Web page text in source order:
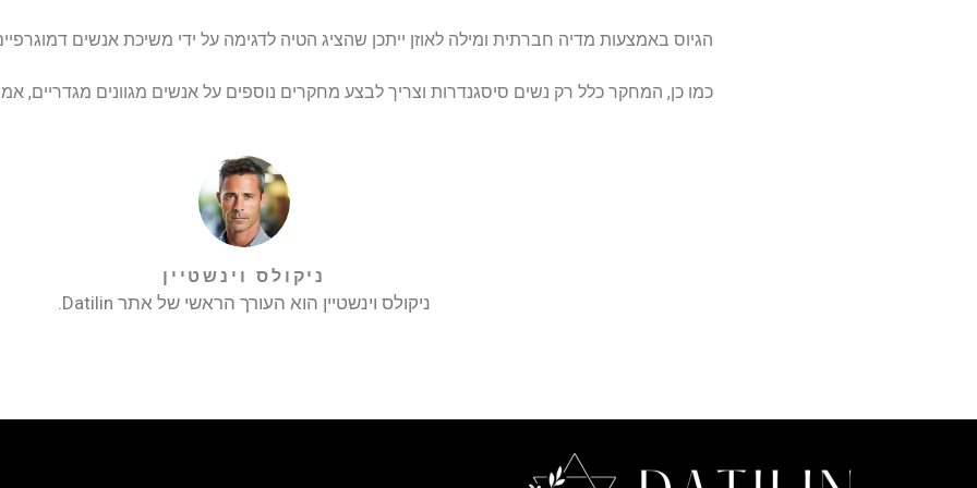
הגיוס באמצעות מדיה חברתית ומילה לאוזן ייתכן שהציג הטיה לדגימה על ידי משיכת אנשים
כמו כן, המחקר כלל רק נשים סיסגנדרות וצריך לבצע מחקרים נוספים על אנשים מגוונים מגדריים,
ניקולס וינשטיין
ניקולס וינשטיין הוא העורך הראשי של אתר Datilin.